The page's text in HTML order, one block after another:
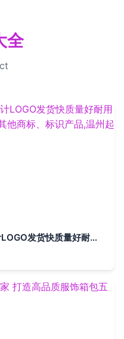
全
【厂家批发可来图定制免费设计LOGO发货快质量好耐用高档金属标牌】价格,厂家,图片,其他商标、标识产品,温州起源拉链-